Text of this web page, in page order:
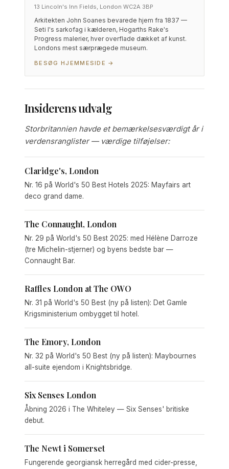
13 Lincoln's Inn Fields, London WC2A 3BP
Arkitekten John Soanes bevarede hjem fra 1837 —
Seti I's sarkofag i kælderen, Hogarths Rake's
Progress malerier, hver overflade dækket af kunst.
Londons mest særprægede museum.
BESØG HJEMMESIDE →
Insiderens udvalg
Storbritannien havde et bemærkelsesværdigt år i
verdensranglister — værdige tilføjelser:
Claridge's, London
Nr. 16 på World's 50 Best Hotels 2025: Mayfairs art
deco grand dame.
The Connaught, London
Nr. 29 på World's 50 Best 2025: med Hélène Darroze
(tre Michelin-stjerner) og byens bedste bar —
Connaught Bar.
Raffles London at The OWO
Nr. 31 på World's 50 Best (ny på listen): Det Gamle
Krigsministerium ombygget til hotel.
The Emory, London
Nr. 32 på World's 50 Best (ny på listen): Maybournes
all-suite ejendom i Knightsbridge.
Six Senses London
Åbning 2026 i The Whiteley — Six Senses' britiske
debut.
The Newt i Somerset
Fungerende georgiansk herregård med cider-presse,